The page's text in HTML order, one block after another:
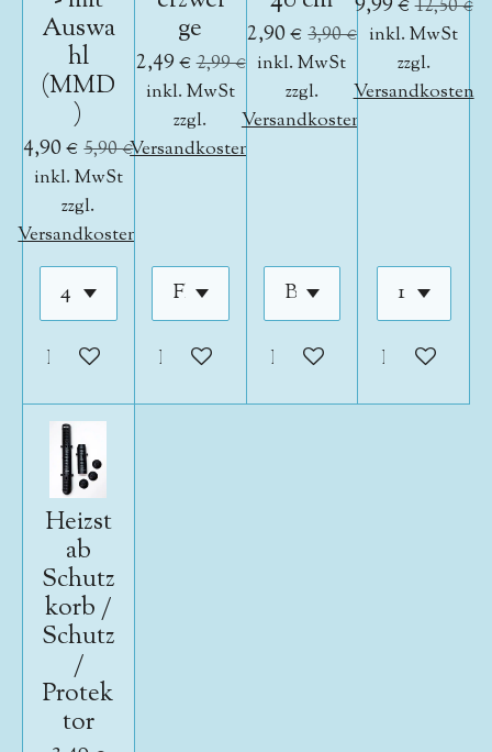
Auswa
hl
(MMD
)
4,90 € 5,90 €
inkl. MwSt
zzgl.
Versandkosten
In den Warenkorb
ge
2,49 €2,99 €
inkl. MwSt
zzgl.
Versandkosten
In den Warenkorb
2,90 € 3,90 €
inkl. MwSt
zzgl.
Versandkosten
In den Warenkorb
12,50 €
inkl. MwSt
zzgl.
Versandkosten
In den
Heizst
ab
Schutz
korb /
Schutz
/
Protek
tor